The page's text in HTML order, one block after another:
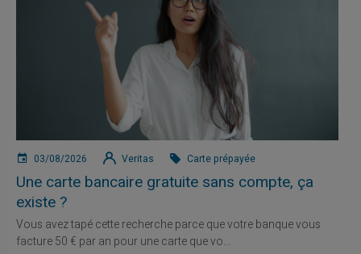
03/08/2026 Veritas Carte prépayée
Une carte bancaire gratuite sans compte, ça
existe ?
Vous avez tapé cette recherche parce que votre banque vous
facture 50 € par an pour une carte que vo...